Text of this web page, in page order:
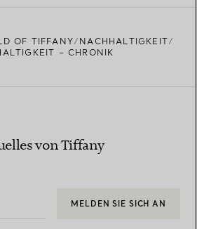
OF TIFFANY
NACHHALTIGKEIT
– CHRONIK
von Tiffany
MELDEN SIE SICH AN